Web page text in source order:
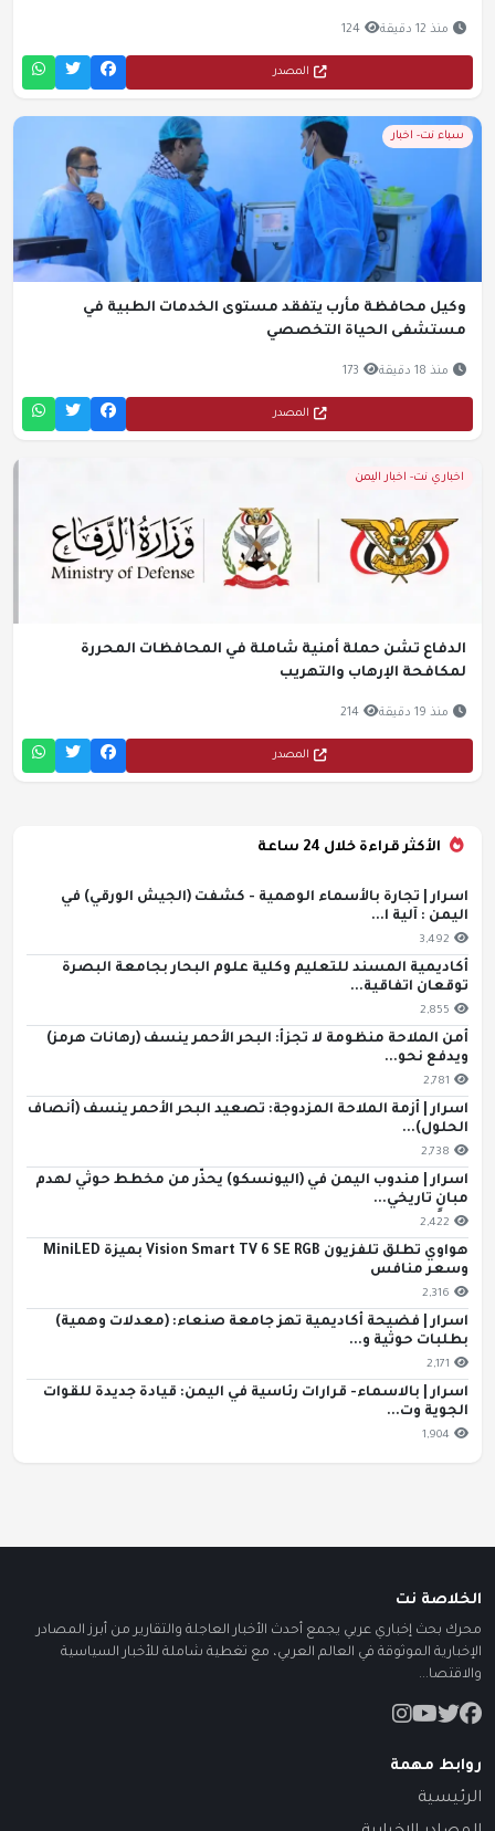
منذ 12 دقيقة 124
المصدر
سباء نت- اخبار
وكيل محافظة مأرب يتفقد مستوى الخدمات الطبية في
مستشفى الحياة التخصصي
منذ 18 دقيقة 173
المصدر
اخباري نت- اخبار اليمن
الدفاع تشن حملة أمنية شاملة في المحافظات المحررة
لمكافحة الإرهاب والتهريب
منذ 19 دقيقة 214
المصدر
الأكثر قراءة خلال 24 ساعة
اسرار | تجارة بالأسماء الوهمية - كشفت (الجيش الورقي) في
اليمن : آلية ا...
3,492
أكاديمية المسند للتعليم وكلية علوم البحار بجامعة البصرة
توقعان اتفاقية...
2,855
أمن الملاحة منظومة لا تجزأ: البحر الأحمر ينسف (رهانات هرمز)
ويدفع نحو...
2,781
اسرار | أزمة الملاحة المزدوجة: تصعيد البحر الأحمر ينسف (أنصاف
الحلول)...
2,738
اسرار | مندوب اليمن في (اليونسكو) يحذّر من مخطط حوثي لهدم
مبانٍ تاريخي...
2,422
هواوي تطلق تلفزيون Vision Smart TV 6 SE RGB بميزة MiniLED
وسعر منافس
2,316
اسرار | فضيحة أكاديمية تهز جامعة صنعاء: (معدلات وهمية)
بطلبات حوثية و...
2,171
اسرار | بالاسماء- قرارات رئاسية في اليمن: قيادة جديدة للقوات
الجوية وت...
1,904
الخلاصة نت
محرك بحث إخباري عربي يجمع أحدث الأخبار العاجلة والتقارير من أبرز المصادر
الإخبارية الموثوقة في العالم العربي، مع تغطية شاملة للأخبار السياسية
والاقتصا...
روابط مهمة
الرئيسية